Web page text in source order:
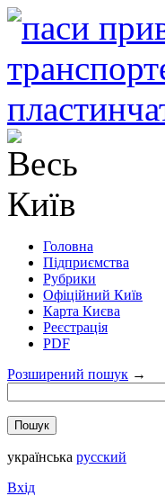
Головна
Підприємства
Рубрики
Офіційний Київ
Карта Києва
Реєстрація
PDF
Розширений пошук →
українська русский
Вхід